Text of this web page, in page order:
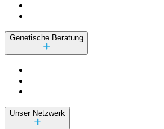
Genetische Beratung
Unser Netzwerk